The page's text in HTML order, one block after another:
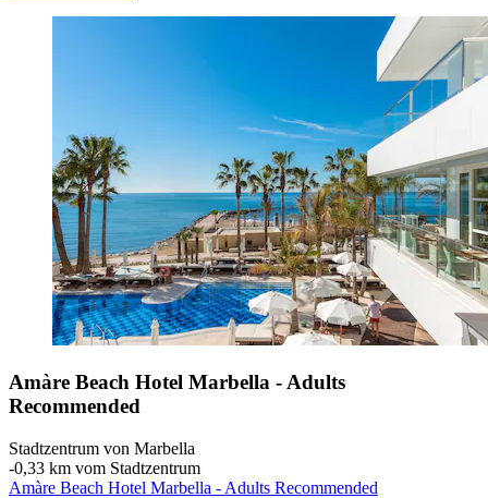
Amàre Beach Hotel Marbella - Adults
Recommended
Stadtzentrum von Marbella
‐0,33 km vom Stadtzentrum
Amàre Beach Hotel Marbella - Adults Recommended